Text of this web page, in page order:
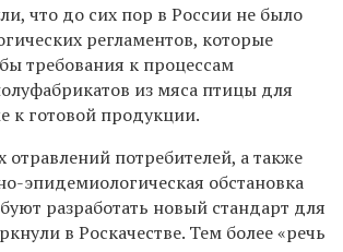
что до сих пор в России не было
регламентов, которые
требования к процессам
из мяса птицы для
к готовой продукции.
отравлений потребителей, а также
эпидемиологическая обстановка
разработать новый стандарт для
в Роскачестве. Тем более «речь